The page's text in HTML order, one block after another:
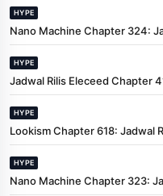
HYPE
Nano Machine Chapter 324:
HYPE
Jadwal Rilis Eleceed Chapter
HYPE
Lookism Chapter 618: Jadwal
HYPE
Nano Machine Chapter 323: